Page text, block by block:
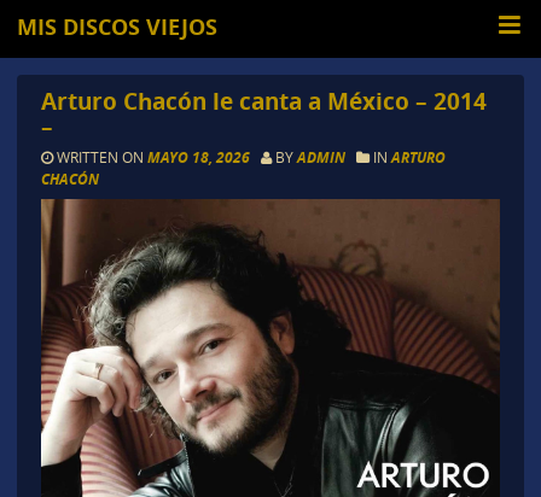
MIS DISCOS VIEJOS
Arturo Chacón le canta a México – 2014
–
WRITTEN ON MAYO 18, 2026 BYADMIN IN ARTURO
CHACÓN